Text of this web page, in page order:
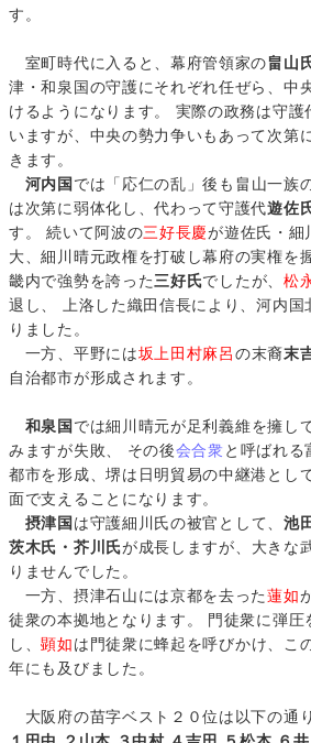
す。
室町時代に入ると、幕府管領家の畠山
津・和泉国の守護にそれぞれ任ぜら、中
けるようになります。 実際の政務は守護
いますが、中央の勢力争いもあって次第
きます。
河内国 では「応仁の乱」後も畠山一族
は次第に弱体化し、代わって守護代遊佐
す。 続いて阿波の三好長慶が遊佐氏・細
大、細川晴元政権を打破し幕府の実権を
畿内で強勢を誇った三好氏でしたが、 松
退し、 上洛した織田信長により、河内国
りました。
一方、平野には坂上田村麻呂の末裔末
自治都市が形成されます。
和泉国 では細川晴元が足利義維を擁し
みますが失敗、 その後会合衆と呼ばれる
都市を形成、堺は日明貿易の中継港とし
面で支えることになります。
摂津国 は守護細川氏の被官として、 池
茨木氏・芥川氏が成長しますが、大きな
りませんでした。
一方、摂津石山には京都を去った蓮如
徒衆の本拠地となります。 門徒衆に弾圧
し、顕如は門徒衆に蜂起を呼びかけ、こ
年にも及びました。
大阪府の苗字ベスト２０位は以下の通り